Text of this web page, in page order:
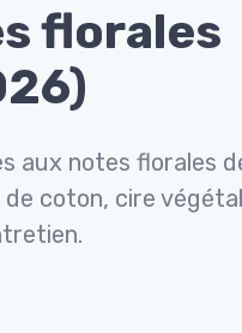
florales
aux notes florales
coton, cire